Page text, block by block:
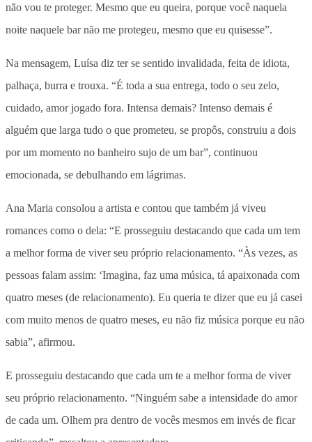
não vou te proteger. Mesmo que eu queira, porque você naquela
noite naquele bar não me protegeu, mesmo que eu quisesse”.
Na mensagem, Luísa diz ter se sentido invalidada, feita de idiota,
palhaça, burra e trouxa. “É toda a sua entrega, todo o seu zelo,
cuidado, amor jogado fora. Intensa demais? Intenso demais é
alguém que larga tudo o que prometeu, se propôs, construiu a dois
por um momento no banheiro sujo de um bar”, continuou
emocionada, se debulhando em lágrimas.
Ana Maria consolou a artista e contou que também já viveu
romances como o dela: “E prosseguiu destacando que cada um tem
a melhor forma de viver seu próprio relacionamento. “Às vezes, as
pessoas falam assim: ‘Imagina, faz uma música, tá apaixonada com
quatro meses (de relacionamento). Eu queria te dizer que eu já casei
com muito menos de quatro meses, eu não fiz música porque eu não
sabia”, afirmou.
E prosseguiu destacando que cada um te a melhor forma de viver
seu próprio relacionamento. “Ninguém sabe a intensidade do amor
de cada um. Olhem pra dentro de vocês mesmos em invés de ficar